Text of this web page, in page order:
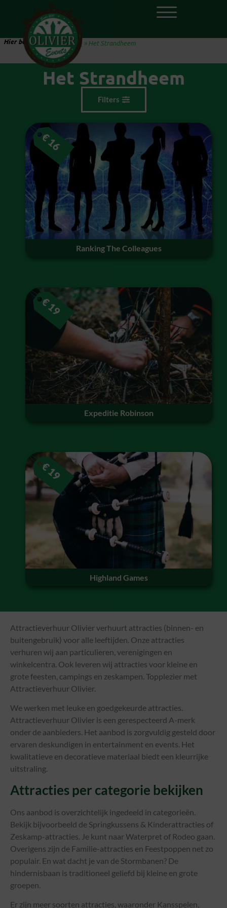
Hier ben je: Home »Het Strandheem
Het Strandheem
Filters
Ranking The Colleagues
€
16
Expeditie Robinson
€
19
Highland Games
€
19
Attractieverhuur Olivier verhuurt attracties (binnen- en
buitengebruik) voor alle leeftijden. Onze attracties
verhuren wij aan particulieren, verenigingen en
winkelcentra. Ook leveren wij attracties voor kleine en
grote feesten, campings en zeskampen. Topplezier met
Attractieverhuur Olivier.
We werken met leuke en goedgekeurde attracties.
Attractieverhuur Olivier is een gerespecteerd A-merk
onder de aanbieders. Het aanbod is zorgvuldig gesteld door
ervaren deskundigen in entertainment en events. Het
kwalitatieve en decoratieve materiaal biedt een kleurrijke
uitstraling.
Attracties per categorie bekijken
Ons aanbod is overzichtelijk ingedeeld in categorieën.
Bekijk bijvoorbeeld de Springkussens & Kinderattracties of
Zeskamp-attracties. Je kunt naar Waterpret of Rodeo gaan.
Overigens zijn de Familie-attracties en Feestpoppen net zo
populair. En wat dacht je van de Stormbanen? De
hindernisbaan is traditioneel geliefd bij kleine en grote
groepen.
Er zijn meer soorten attracties, waaronder Kansspelen,